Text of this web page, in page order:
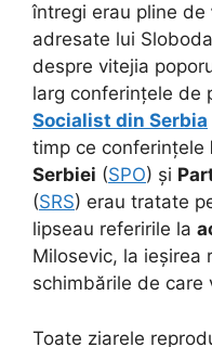
întregi erau pline de
adresate lui
despre vitejia
larg conferințele de
Socialist din Serbia
timp ce conferințele
Serbiei (SPO) și
(SRS) erau tratate
lipseau referirile la
Milosevic, la ieșirea
schimbările de care
Toate ziarele